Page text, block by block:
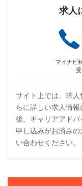
求人
マイナビ
サイト上では、求
らに詳しい求人情
後、キャリアアド
申し込みがお済み
い合わせください。